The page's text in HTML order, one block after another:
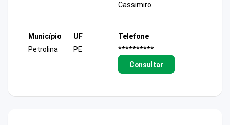
Cassimiro
Município
Petrolina
UF
PE
Telefone
**********
Consultar